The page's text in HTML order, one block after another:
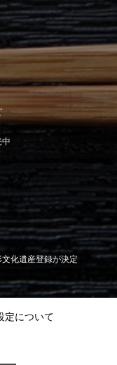
中
化遺産登録が決定
定について